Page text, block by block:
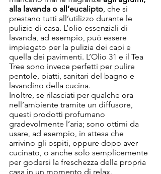
alla lavanda o all’eucalipto, che si
prestano tutti all’utilizzo durante le
pulizie di casa. L’olio essenziali di
lavanda, ad esempio, può essere
impiegato per la pulizia dei capi e
quella dei pavimenti. L’Olio 31 e il Tea
Tree sono invece perfetti per pulire
pentole, piatti, sanitari del bagno e
lavandino della cucina.
Inoltre, se rilasciati per qualche ora
nell’ambiente tramite un diffusore,
questi prodotti profumano
gradevolmente l’aria; sono ottimi da
usare, ad esempio, in attesa che
arrivino gli ospiti, oppure dopo aver
cucinato, o anche solo semplicemente
per godersi la freschezza della propria
casa in un momento di relax.